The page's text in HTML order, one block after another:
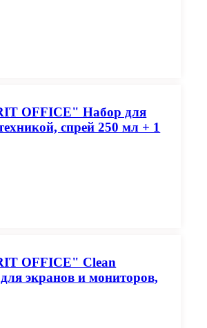
OFFICE" Набор для
спрей 250 мл + 1
OFFICE" Clean
экранов и мониторов,